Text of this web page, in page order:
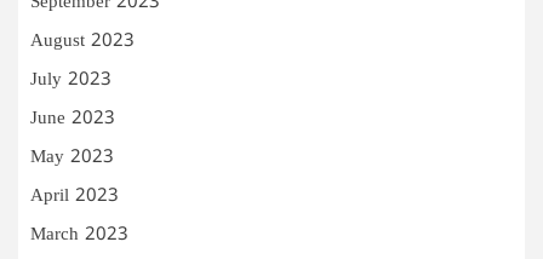
August 2023
July 2023
June 2023
May 2023
April 2023
March 2023